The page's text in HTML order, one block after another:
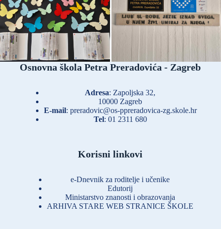
Osnovna škola Petra Preradovića - Zagreb
Adresa: Zapoljska 32,
10000 Zagreb
E-mail: preradovic@os-ppreradovica-zg.skole.hr
Tel: 01 2311 680
Korisni linkovi
e-Dnevnik za roditelje i učenike
Edutorij
Ministarstvo znanosti i obrazovanja
ARHIVA STARE WEB STRANICE ŠKOLE